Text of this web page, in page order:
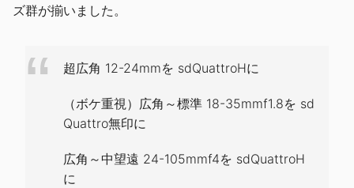
ズ群が揃いました。
超広角 12-24mmを sdQuattroHに
（ボケ重視）広角～標準 18-35mmf1.8を sd
Quattro無印に
広角～中望遠 24-105mmf4を sdQuattroH
に